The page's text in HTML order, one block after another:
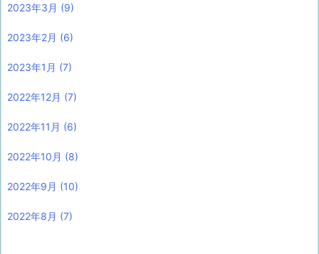
2023年3月 (9)
2023年2月 (6)
2023年1月 (7)
2022年12月 (7)
2022年11月 (6)
2022年10月 (8)
2022年9月 (10)
2022年8月 (7)